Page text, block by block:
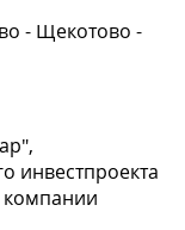
- Щекотово -
инвестпроекта
компании